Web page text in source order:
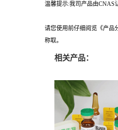
温馨提示:我司产品由CNAS
请您使用前仔细阅览《产品
称取。
相关产品：